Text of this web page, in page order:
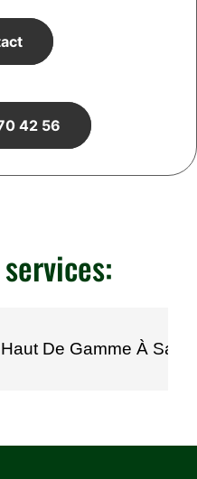
42 56
De Gamme À